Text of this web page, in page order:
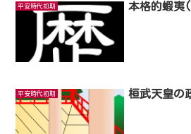
平安時代初期 本格的蝦夷
平安時代初期 桓武天皇の